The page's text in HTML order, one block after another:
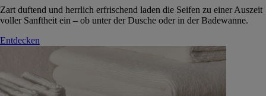
Zart duftend und herrlich erfrischend laden die Seifen zu einer Auszeit
voller Sanftheit ein – ob unter der Dusche oder in der Badewanne.
Entdecken